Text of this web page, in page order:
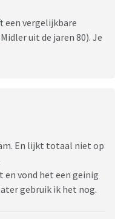
een vergelijkbare
uit de jaren 80). Je
En lijkt totaal niet op
en vond het een geinig
gebruik ik het nog.